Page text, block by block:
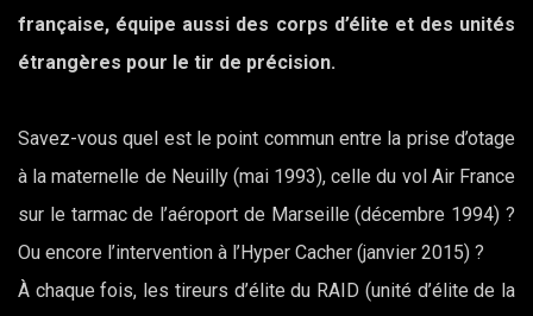
française, équipe aussi des corps d’élite et des unités
étrangères pour le tir de précision.
Savez-vous quel est le point commun entre la prise d’otage
à la maternelle de Neuilly (mai 1993), celle du vol Air France
sur le tarmac de l’aéroport de Marseille (décembre 1994) ?
Ou encore l’intervention à l’Hyper Cacher (janvier 2015) ?
À chaque fois, les tireurs d’élite du RAID (unité d’élite de la